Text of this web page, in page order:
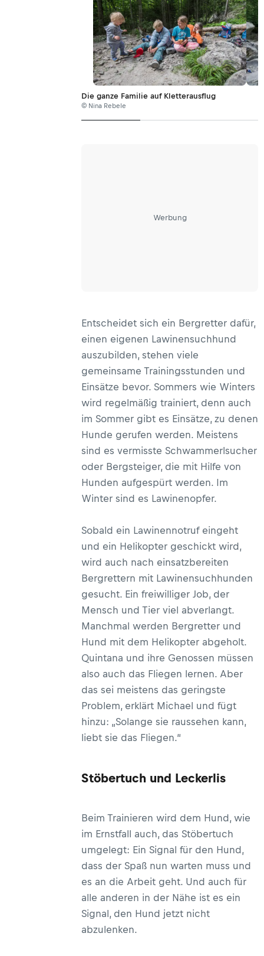
Die ganze Familie auf Kletterausflug
© Nina Rebele
Werbung
Entscheidet sich ein Bergretter dafür,
einen eigenen Lawinensuchhund
auszubilden, stehen viele
gemeinsame Trainingsstunden und
Einsätze bevor. Sommers wie Winters
wird regelmäßig trainiert, denn auch
im Sommer gibt es Einsätze, zu denen
Hunde gerufen werden. Meistens
sind es vermisste Schwammerlsucher
oder Bergsteiger, die mit Hilfe von
Hunden aufgespürt werden. Im
Winter sind es Lawinenopfer.
Sobald ein Lawinennotruf eingeht
und ein Helikopter geschickt wird,
wird auch nach einsatzbereiten
Bergrettern mit Lawinensuchhunden
gesucht. Ein freiwilliger Job, der
Mensch und Tier viel abverlangt.
Manchmal werden Bergretter und
Hund mit dem Helikopter abgeholt.
Quintana und ihre Genossen müssen
also auch das Fliegen lernen. Aber
das sei meistens das geringste
Problem, erklärt Michael und fügt
hinzu: „Solange sie raussehen kann,
liebt sie das Fliegen.“
Stöbertuch und Leckerlis
Beim Trainieren wird dem Hund, wie
im Ernstfall auch, das Stöbertuch
umgelegt: Ein Signal für den Hund,
dass der Spaß nun warten muss und
es an die Arbeit geht. Und auch für
alle anderen in der Nähe ist es ein
Signal, den Hund jetzt nicht
abzulenken.